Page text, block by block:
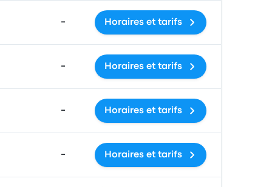
- Horaires et tarifs
- Horaires et tarifs
- Horaires et tarifs
- Horaires et tarifs